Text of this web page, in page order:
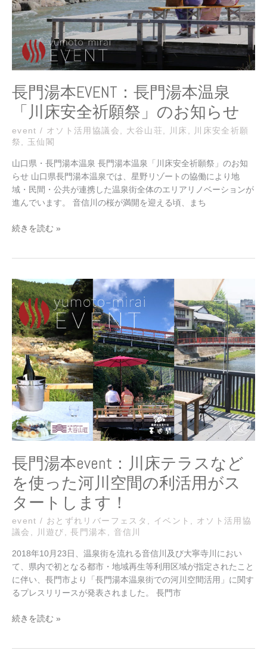
長門湯本EVENT：長門湯本温泉
「川床安全祈願祭」のお知らせ
event / オソト活用協議会 大谷山荘 川床
川床安全祈願
祭
玉仙閣
山口県・長門湯本温泉 長門湯本温泉「川床安全祈願祭」のお知
らせ 山口県長門湯本温泉では、星野リゾートの協働により地
域・民間・公共が連携した温泉街全体のエリアリノベーションが
進んでいます。 音信川の桜が満開を迎える頃、まち
湯
本
温
泉
「川
床
安
全
祭」
お
知
ら
せ
続きを読む »
長門湯本event：川床テラスなど
を使った河川空間の利活用がス
タートします！
event / おとずれリバーフェスタ イベント
オソト活用協
議会
川遊び ,長門湯本 音信川
2018年10月23日、温泉街を流れる音信川及び大寧寺川におい
て、県内で初となる都市・地域再生等利用区域が指定されたこと
に伴い、長門市より「長門湯本温泉街での河川空間活用」に関す
るプレスリリースが発表されました。 長門市
長
門
湯
本
event：
川
床
テ
ラ
ス
な
ど
を
使
っ
た
河
川
空
間
活
用
が
ス
タ
ト
続きを読む »